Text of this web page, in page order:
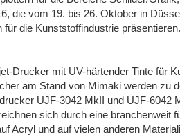
die vom 19. bis 26. Oktober in
für die Kunststoffindustrie
Drucker mit UV-härtender Tinte für
am Stand von Mimaki werden zu
UJF-3042 MkII und UJF-6042
sich durch eine branchenweit
Acryl und auf vielen anderen